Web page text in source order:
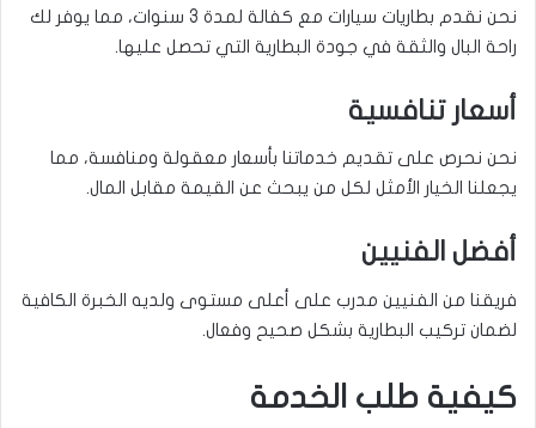
نحن نقدم بطاريات سيارات مع كفالة لمدة 3 سنوات، مما يوفر لك
راحة البال والثقة في جودة البطارية التي تحصل عليها.
أسعار تنافسية
نحن نحرص على تقديم خدماتنا بأسعار معقولة ومنافسة، مما
يجعلنا الخيار الأمثل لكل من يبحث عن القيمة مقابل المال.
أفضل الفنيين
فريقنا من الفنيين مدرب على أعلى مستوى ولديه الخبرة الكافية
لضمان تركيب البطارية بشكل صحيح وفعال.
كيفية طلب الخدمة